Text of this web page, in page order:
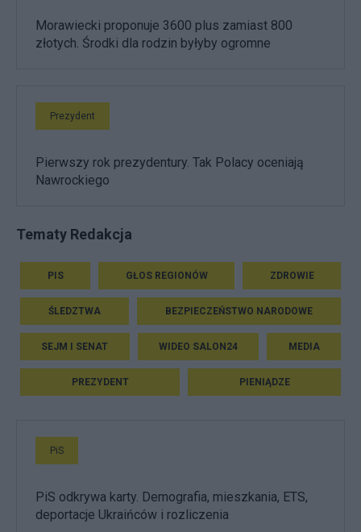
Morawiecki proponuje 3600 plus zamiast 800
złotych. Środki dla rodzin byłyby ogromne
Prezydent
Pierwszy rok prezydentury. Tak Polacy oceniają
Nawrockiego
Tematy Redakcja
PIS GŁOS REGIONÓW ZDROWIE
ŚLEDZTWA BEZPIECZEŃSTWO NARODOWE
SEJM I SENAT WIDEO SALON24 MEDIA
PREZYDENT PIENIĄDZE
PiS
PiS odkrywa karty. Demografia, mieszkania, ETS,
deportacje Ukraińców i rozliczenia